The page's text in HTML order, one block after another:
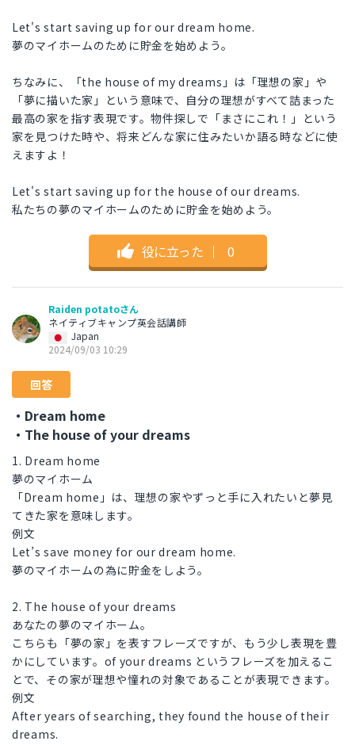
Let's start saving up for our dream home.
夢のマイホームのために貯金を始めよう。
ちなみに、「the house of my dreams」は「理想の家」や
「夢に描いた家」という意味で、自分の理想がすべて詰まった
最高の家を指す表現です。物件探しで「まさにこれ！」という
家を見つけた時や、将来どんな家に住みたいか語る時などに使
えますよ！
Let's start saving up for the house of our dreams.
私たちの夢のマイホームのために貯金を始めよう。
役に立った ｜ 0
Raiden potatoさん
ネイティブキャンプ英会話講師
Japan
2024/09/03 10:29
回答
・Dream home
・The house of your dreams
1. Dream home
夢のマイホーム
「Dream home」は、理想の家やずっと手に入れたいと夢見
てきた家を意味します。
例文
Let’s save money for our dream home.
夢のマイホームの為に貯金をしよう。
2. The house of your dreams
あなたの夢のマイホーム。
こちらも「夢の家」を表すフレーズですが、もう少し表現を豊
かにしています。of your dreams というフレーズを加えるこ
とで、その家が理想や憧れの対象であることが表現できます。
例文
After years of searching, they found the house of their
dreams.